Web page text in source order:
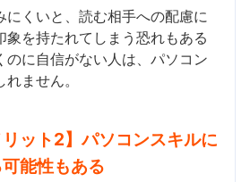
にくいと、読む相手への配慮に
象を持たれてしまう恐れもある
のに自信がない人は、パソコン
ません。
リット2】パソコンスキルに
能性もある